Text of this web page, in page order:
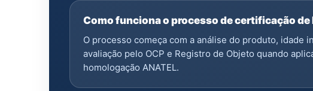
Como funciona o processo de certificação de
O processo começa com a análise do produto, idade
avaliação pelo OCP e Registro de Objeto quando
homologação ANATEL.